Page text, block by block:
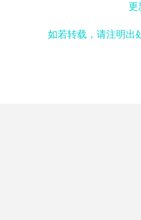
更
如若转载，请注明出